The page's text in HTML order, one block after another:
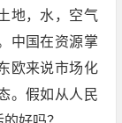
地，水，空气
中国在资源掌
欧来说市场化
。假如从人民